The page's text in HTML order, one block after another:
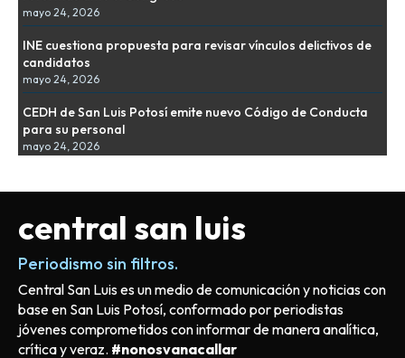
mayo 24, 2026
INE cuestiona propuesta para revisar vínculos delictivos de
candidatos
mayo 24, 2026
CEDH de San Luis Potosí emite nuevo Código de Conducta
para su personal
mayo 24, 2026
central san luis
Periodismo sin filtros.
Central San Luis es un medio de comunicación y noticias con
base en San Luis Potosí, conformado por periodistas
jóvenes comprometidos con informar de manera analítica,
crítica y veraz. #nonosvanacallar